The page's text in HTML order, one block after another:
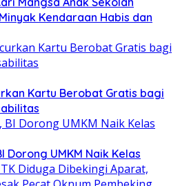
Kendaraan Habis dan
Kartu Berobat Gratis bagi
Dorong UMKM Naik Kelas